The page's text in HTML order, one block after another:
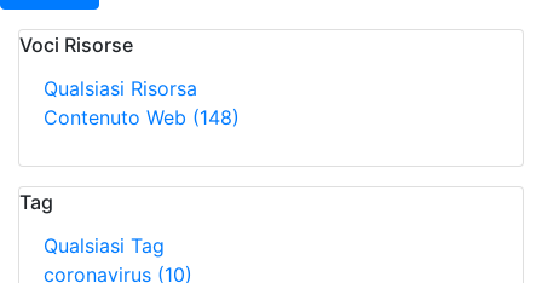
Voci Risorse
Qualsiasi Risorsa
Contenuto Web (148)
Tag
Qualsiasi Tag
coronavirus (10)